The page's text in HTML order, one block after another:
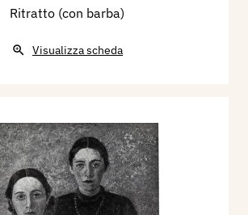
Ritratto (con barba)
Visualizza scheda